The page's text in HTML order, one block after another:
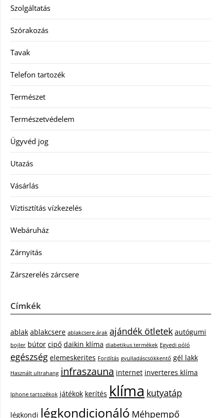
Szolgáltatás
Szórakozás
Tavak
Telefon tartozék
Természet
Természetvédelem
Ügyvéd jog
Utazás
Vásárlás
Víztisztítás vízkezelés
Webáruház
Zárnyitás
Zárszerelés zárcsere
Címkék
ablak ablakcsere ablakcsere árak ajándék ötletek autógumi
bojler bútor cipő daikin klíma diabetikus termékek Egyedi póló
egészség elemeskerites Fordítás gyulladáscsökkentő gél lakk
Használt ultrahang infraszauna internet inverteres klíma
Iphone tartozékok játékok kerítés klíma kutyatáp
légkondi légkondicionáló Méhpempő